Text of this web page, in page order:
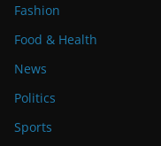
Fashion
Food & Health
News
Politics
Sports